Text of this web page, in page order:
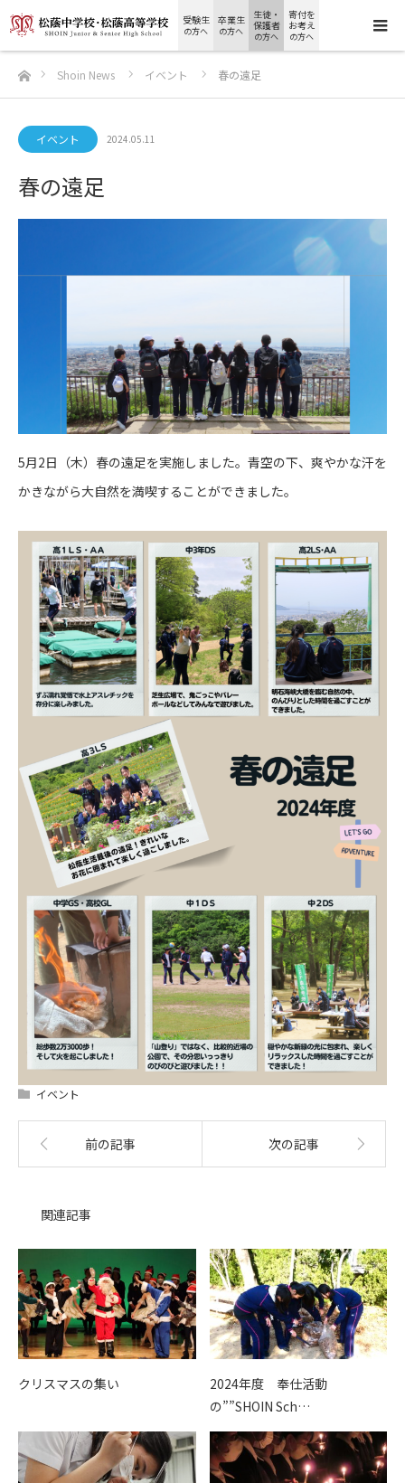
受験生
の方へ
卒業生
の方へ
生徒・
保護者
の方へ
寄付を
お考え
の方へ
ホームShoin News イベント 春の遠足
イベント 2024.05.11
春の遠足
5月2日（木）春の遠足を実施しました。青空の下、爽やかな汗を
かきながら大自然を満喫することができました。
イベント
前の記事 次の記事
関連記事
クリスマスの集い
2024年度 奉仕活動
の””SHOIN Sch…